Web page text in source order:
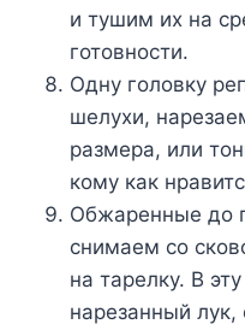
и тушим их на
готовности.
Одну головку
шелухи,
размера, или
кому как
Обжаренные до
снимаем со
на тарелку. В
нарезанный